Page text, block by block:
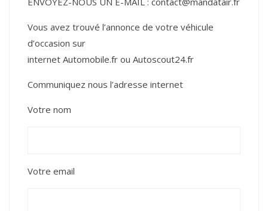
Vous avez trouvé l’annonce de votre véhicule
d’occasion sur
internet Automobile.fr ou Autoscout24.fr
Communiquez nous l’adresse internet
Votre nom
Votre email